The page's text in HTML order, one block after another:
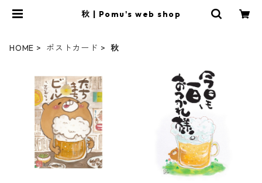
秋 | Pomu's web shop
HOME ポストカード 秋